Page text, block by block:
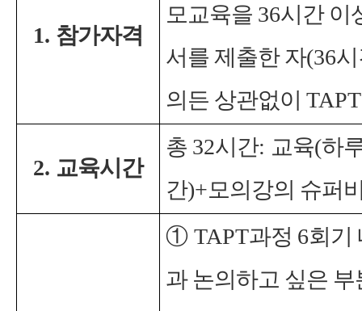
1. 참가자격
모교육을 36시간 이
서를 제출한 자(36
의든 상관없이
2. 교육시간
총 32시간: 교육(하
간)+모의강의 슈퍼
① TAPT과정 6회기
과 논의하고 싶은